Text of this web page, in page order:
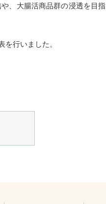
、大腸活商品群の浸透を目指
行いました。